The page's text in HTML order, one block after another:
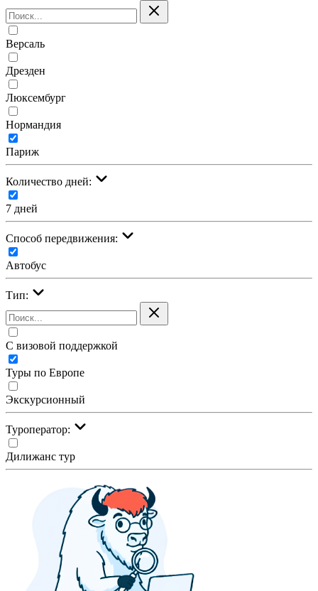
Версаль
Дрезден
Люксембург
Нормандия
Париж
Количество дней:
7 дней
Cпособ передвижения:
Автобус
Тип:
С визовой поддержкой
Туры по Европе
Экскурсионный
Туроператор:
Дилижанс тур